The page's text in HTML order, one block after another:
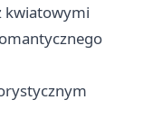
kwiatowymi